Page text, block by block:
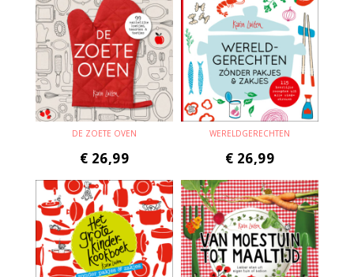
DE ZOETE OVEN
€ 26,99
WERELDGERECHTEN
€ 26,99